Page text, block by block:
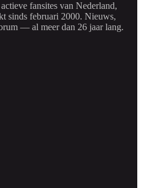
fansites van Nederland,
sinds februari 2000. Nieuws,
— al meer dan 26 jaar lang.